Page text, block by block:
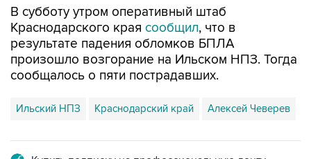
В субботу утром оперативный штаб
Краснодарского края сообщил, что в
результате падения обломков БПЛА
произошло возгорание на Ильском НПЗ. Тогда
сообщалось о пяти пострадавших.
Ильский НПЗ Краснодарский край Алексей Чеверев